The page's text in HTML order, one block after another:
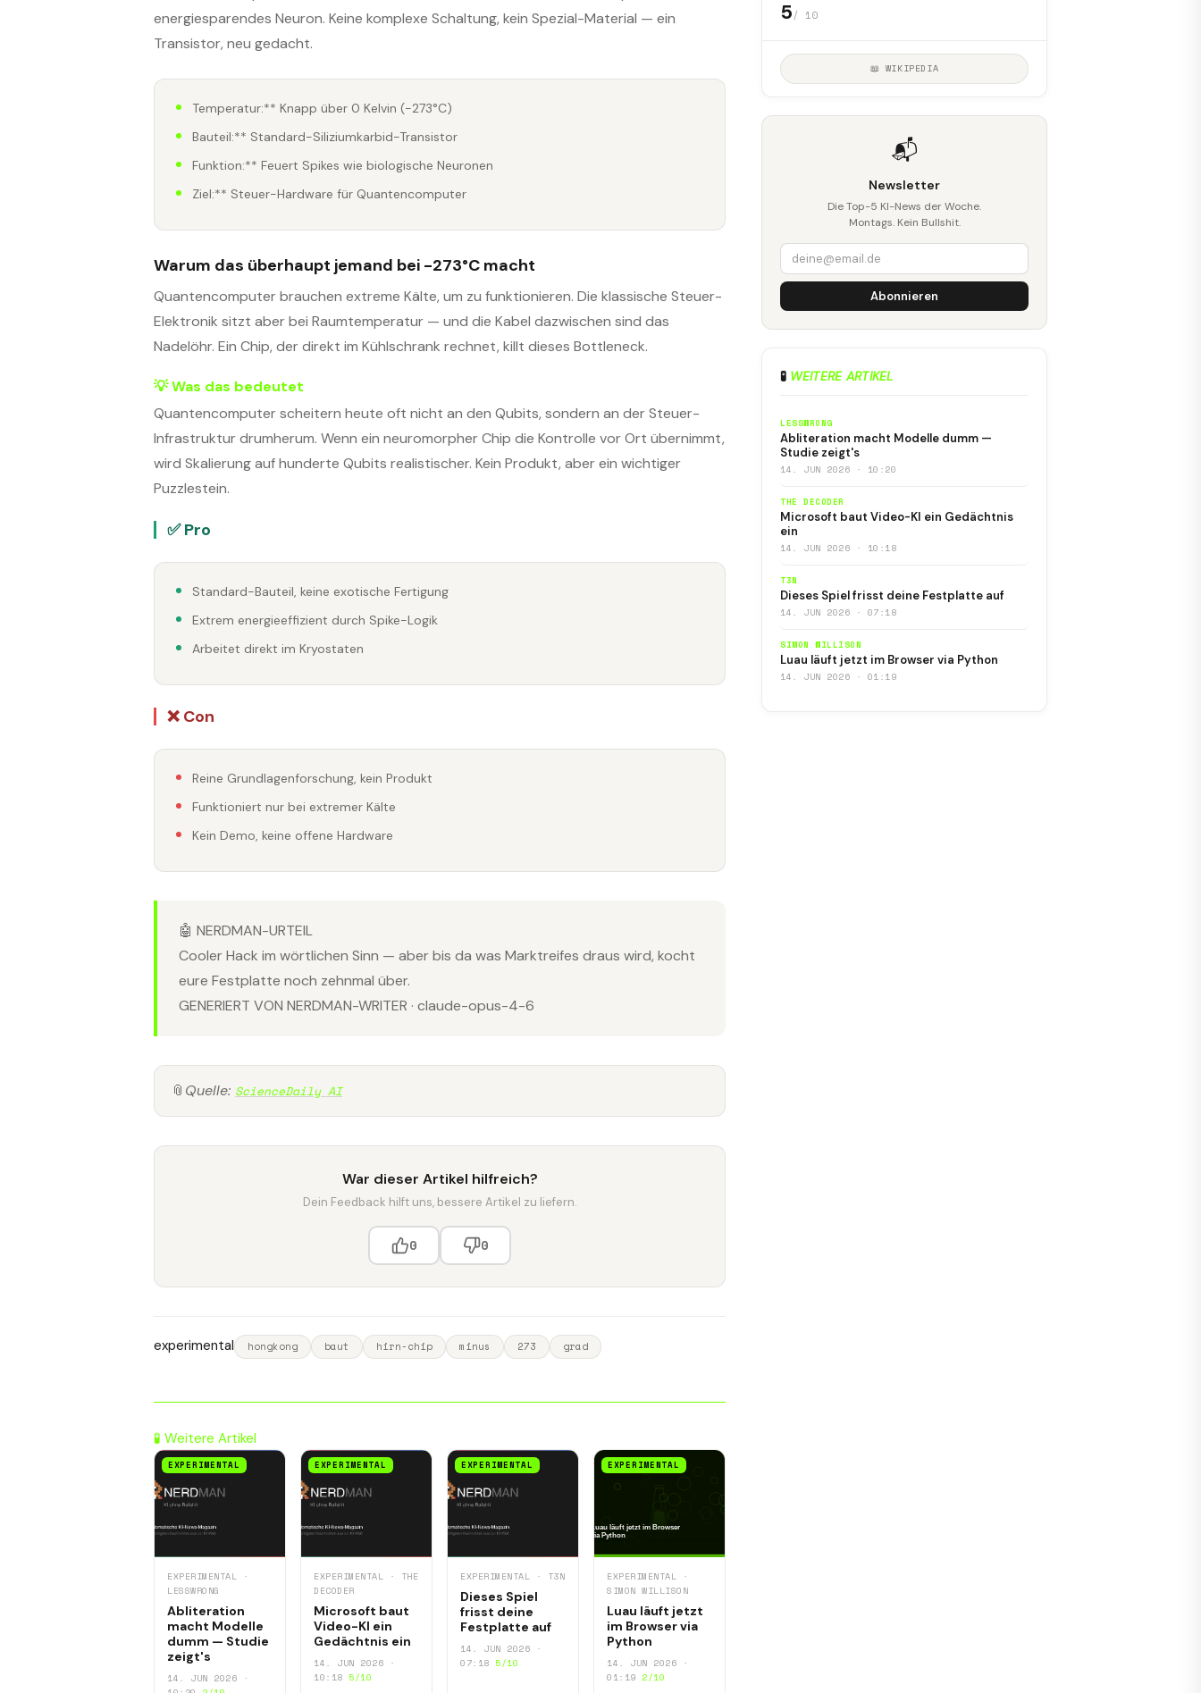
energiesparendes Neuron. Keine komplexe Schaltung, kein Spezial-Material — ein
Transistor, neu gedacht.
Temperatur:** Knapp über 0 Kelvin (-273°C)
Bauteil:** Standard-Siliziumkarbid-Transistor
Funktion:** Feuert Spikes wie biologische Neuronen
Ziel:** Steuer-Hardware für Quantencomputer
Warum das überhaupt jemand bei -273°C macht
Quantencomputer brauchen extreme Kälte, um zu funktionieren. Die klassische Steuer-
Elektronik sitzt aber bei Raumtemperatur — und die Kabel dazwischen sind das
Nadelöhr. Ein Chip, der direkt im Kühlschrank rechnet, killt dieses Bottleneck.
💡 Was das bedeutet
Quantencomputer scheitern heute oft nicht an den Qubits, sondern an der Steuer-
Infrastruktur drumherum. Wenn ein neuromorpher Chip die Kontrolle vor Ort übernimmt,
wird Skalierung auf hunderte Qubits realistischer. Kein Produkt, aber ein wichtiger
Puzzlestein.
✅ Pro
Standard-Bauteil, keine exotische Fertigung
Extrem energieeffizient durch Spike-Logik
Arbeitet direkt im Kryostaten
❌ Con
Reine Grundlagenforschung, kein Produkt
Funktioniert nur bei extremer Kälte
Kein Demo, keine offene Hardware
🤖 NERDMAN-URTEIL
Cooler Hack im wörtlichen Sinn — aber bis da was Marktreifes draus wird, kocht
eure Festplatte noch zehnmal über.
GENERIERT VON NERDMAN-WRITER · claude-opus-4-6
📎 Quelle: ScienceDaily AI
War dieser Artikel hilfreich?
Dein Feedback hilft uns, bessere Artikel zu liefern.
0 0
experimental hongkong baut hirn-chip minus 273 grad
🧪 Weitere Artikel
EXPERIMENTAL
EXPERIMENTAL ·
LESSWRONG
Abliteration
macht Modelle
dumm — Studie
zeigt's
14. JUN 2026 ·
EXPERIMENTAL
EXPERIMENTAL · THE
DECODER
Microsoft baut
Video-KI ein
Gedächtnis ein
14. JUN 2026 ·
10:18 5/10
EXPERIMENTAL
EXPERIMENTAL · T3N
Dieses Spiel
frisst deine
Festplatte auf
14. JUN 2026 ·
07:18 5/10
EXPERIMENTAL
EXPERIMENTAL ·
SIMON WILLISON
Luau läuft jetzt
im Browser via
Python
14. JUN 2026 ·
01:19 2/10
5/ 10
📖 WIKIPEDIA
📬
Newsletter
Die Top-5 KI-News der Woche.
Montags. Kein Bullshit.
Abonnieren
🧪 WEITERE ARTIKEL
LESSWRONG
Abliteration macht Modelle dumm —
Studie zeigt's
14. JUN 2026 · 10:20
THE DECODER
Microsoft baut Video-KI ein Gedächtnis
ein
14. JUN 2026 · 10:18
T3N
Dieses Spiel frisst deine Festplatte auf
14. JUN 2026 · 07:18
SIMON WILLISON
Luau läuft jetzt im Browser via Python
14. JUN 2026 · 01:19